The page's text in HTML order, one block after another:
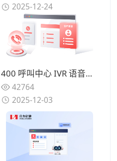
2025-12-24
400 呼叫中心 IVR 语音导航：电商售后 15 个常见问题分流设计
42764
2025-12-03